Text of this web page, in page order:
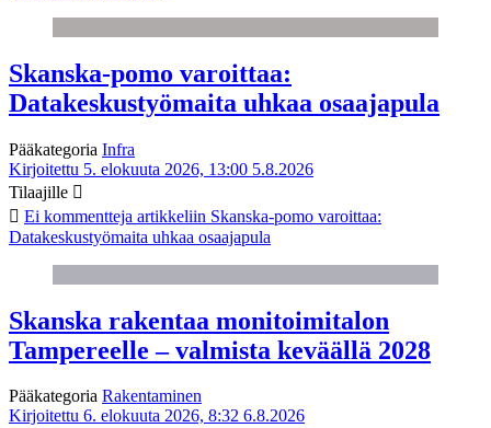
Skanska-pomo varoittaa:
Datakeskustyömaita uhkaa osaajapula
Pääkategoria Infra
Kirjoitettu 5. elokuuta 2026, 13:00 5.8.2026
Tilaajille
Ei kommentteja artikkeliin Skanska-pomo varoittaa:
Datakeskustyömaita uhkaa osaajapula
Skanska rakentaa monitoimitalon
Tampereelle – valmista keväällä 2028
Pääkategoria Rakentaminen
Kirjoitettu 6. elokuuta 2026, 8:32 6.8.2026